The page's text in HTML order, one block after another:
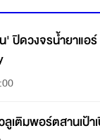
ปิดวงจรน้ำยาแอ
ลูเติมพอร์ตสานเป้า